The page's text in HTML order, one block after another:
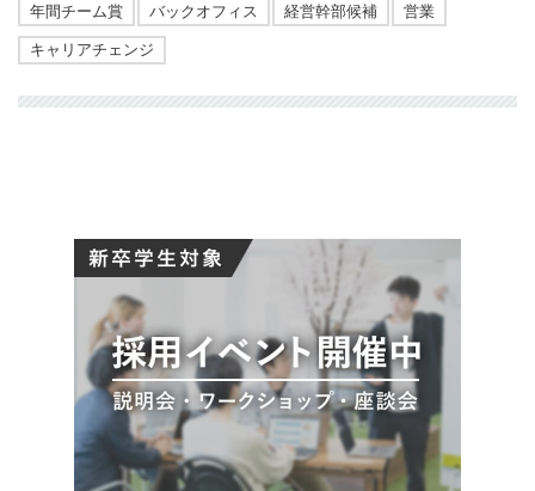
年間チーム賞 バックオフィス 経営幹部候補 営業
キャリアチェンジ